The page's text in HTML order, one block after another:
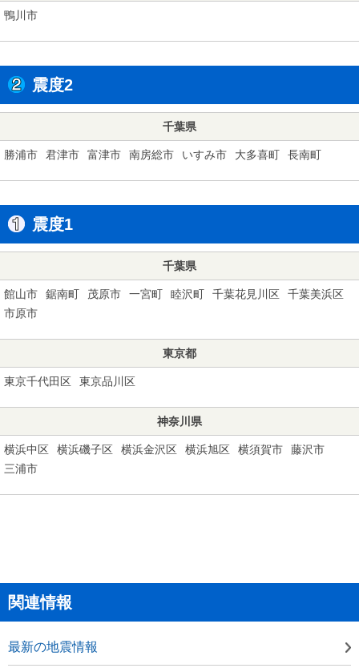
鴨川市
震度2
千葉県
勝浦市 君津市 富津市 南房総市 いすみ市 大多喜町 長南町
震度1
千葉県
館山市 鋸南町 茂原市 一宮町 睦沢町 千葉花見川区
千葉美浜区
市原市
東京都
東京千代田区 東京品川区
神奈川県
横浜中区 横浜磯子区 横浜金沢区 横浜旭区 横須賀市
藤沢市
三浦市
関連情報
最新の地震情報